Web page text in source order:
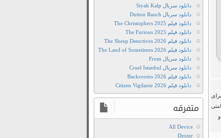
برای
فیلم
The
Standard
2020
دانلود
The
Standard
2020
دانلود
دوبله
فارسی
دانلود سریال Siyah Kalp
دانلود سریال Dutton Ranch
دانلود فیلم The Christophers 2025
دانلود فیلم The Furious 2025
دانلود فیلم The Sheep Detectives 2026
دانلود فیلم The Land of Sometimes 2026
دانلود سریال From
دانلود سریال Cruel Istanbul
دانلود فیلم Backrooms 2026
دانلود فیلم Citizen Vigilante 2026
متفرقه
All Device
Dexter